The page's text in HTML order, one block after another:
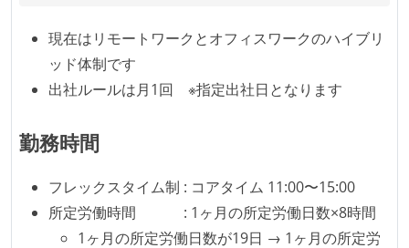
現在はリモートワークとオフィスワークのハイブリ
ッド体制です
出社ルールは月1回 ※指定出社日となります
勤務時間
フレックスタイム制 : コアタイム 11:00〜15:00
所定労働時間 : 1ヶ月の所定労働日数×8時間
1ヶ月の所定労働日数が19日 → 1ヶ月の所定労